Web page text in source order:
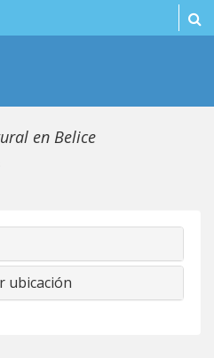
en Belice
ubicación